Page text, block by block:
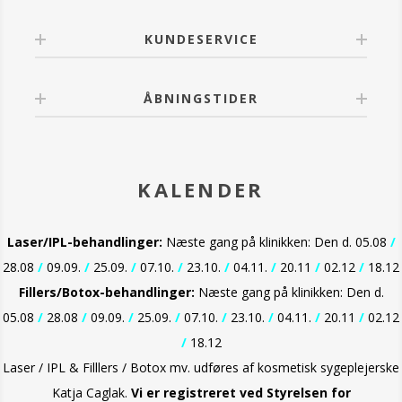
KUNDESERVICE
ÅBNINGSTIDER
KALENDER
Laser/IPL-behandlinger: Næste gang på klinikken: Den d. 05.08 /
28.08 / 09.09. / 25.09. / 07.10. / 23.10. / 04.11. / 20.11 / 02.12 / 18.12
Fillers/Botox-behandlinger: Næste gang på klinikken: Den d.
05.08 / 28.08 / 09.09. / 25.09. / 07.10. / 23.10. / 04.11. / 20.11 / 02.12
/18.12
Laser / IPL & Filllers / Botox mv. udføres af kosmetisk sygeplejerske
Katja Caglak. Vi er registreret ved Styrelsen for